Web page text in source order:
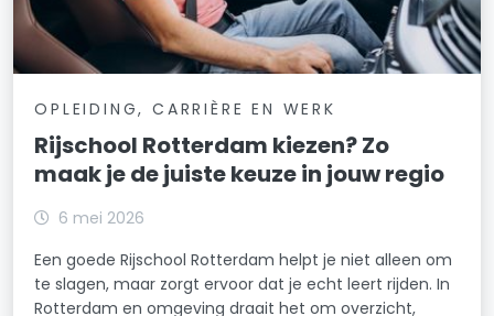
OPLEIDING, CARRIÈRE EN WERK
Rijschool Rotterdam kiezen? Zo
maak je de juiste keuze in jouw regio
6 mei 2026
Een goede Rijschool Rotterdam helpt je niet alleen om
te slagen, maar zorgt ervoor dat je echt leert rijden. In
Rotterdam en omgeving draait het om overzicht,